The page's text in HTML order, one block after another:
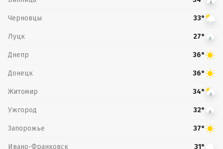
Черновцы 33°
Луцк 27°
Днепр 36°
Донецк 36°
Житомир 34°
Ужгород 32°
Запорожье 37°
Ивано-Франковск 31°